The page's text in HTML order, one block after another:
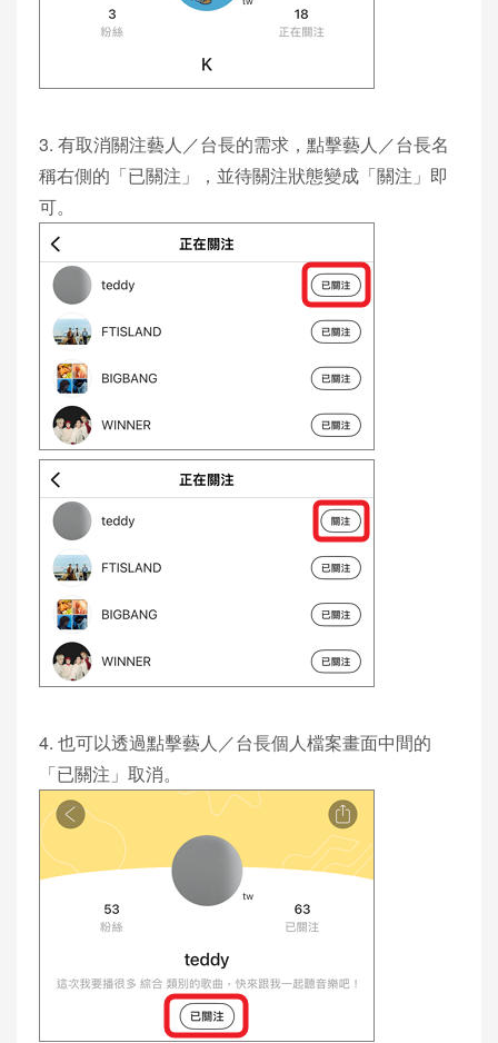
3. 有取消關注藝人／台長的需求，點擊藝人／台長名
稱右側的「已關注」，並待關注狀態變成「關注」即
可。
4. 也可以透過點擊藝人／台長個人檔案畫面中間的
「已關注」取消。